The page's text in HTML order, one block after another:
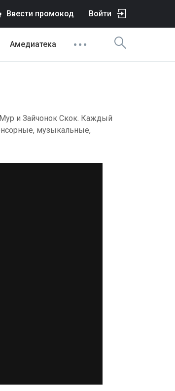
Ввести промокод Войти
Амедиатека
и Зайчонок Скок. Каждый
музыкальные,